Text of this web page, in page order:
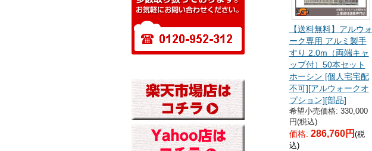
【送料無料】アルウォ
ーク専用 アルミ製手
すり 2.0m（両端キャ
ップ付）50本セット
ホーシン [個人宅宅配
不可][アルウォークオ
プション][部品]
希望小売価格: 330,000
円(税込)
価格: 286,760円 (税
込)